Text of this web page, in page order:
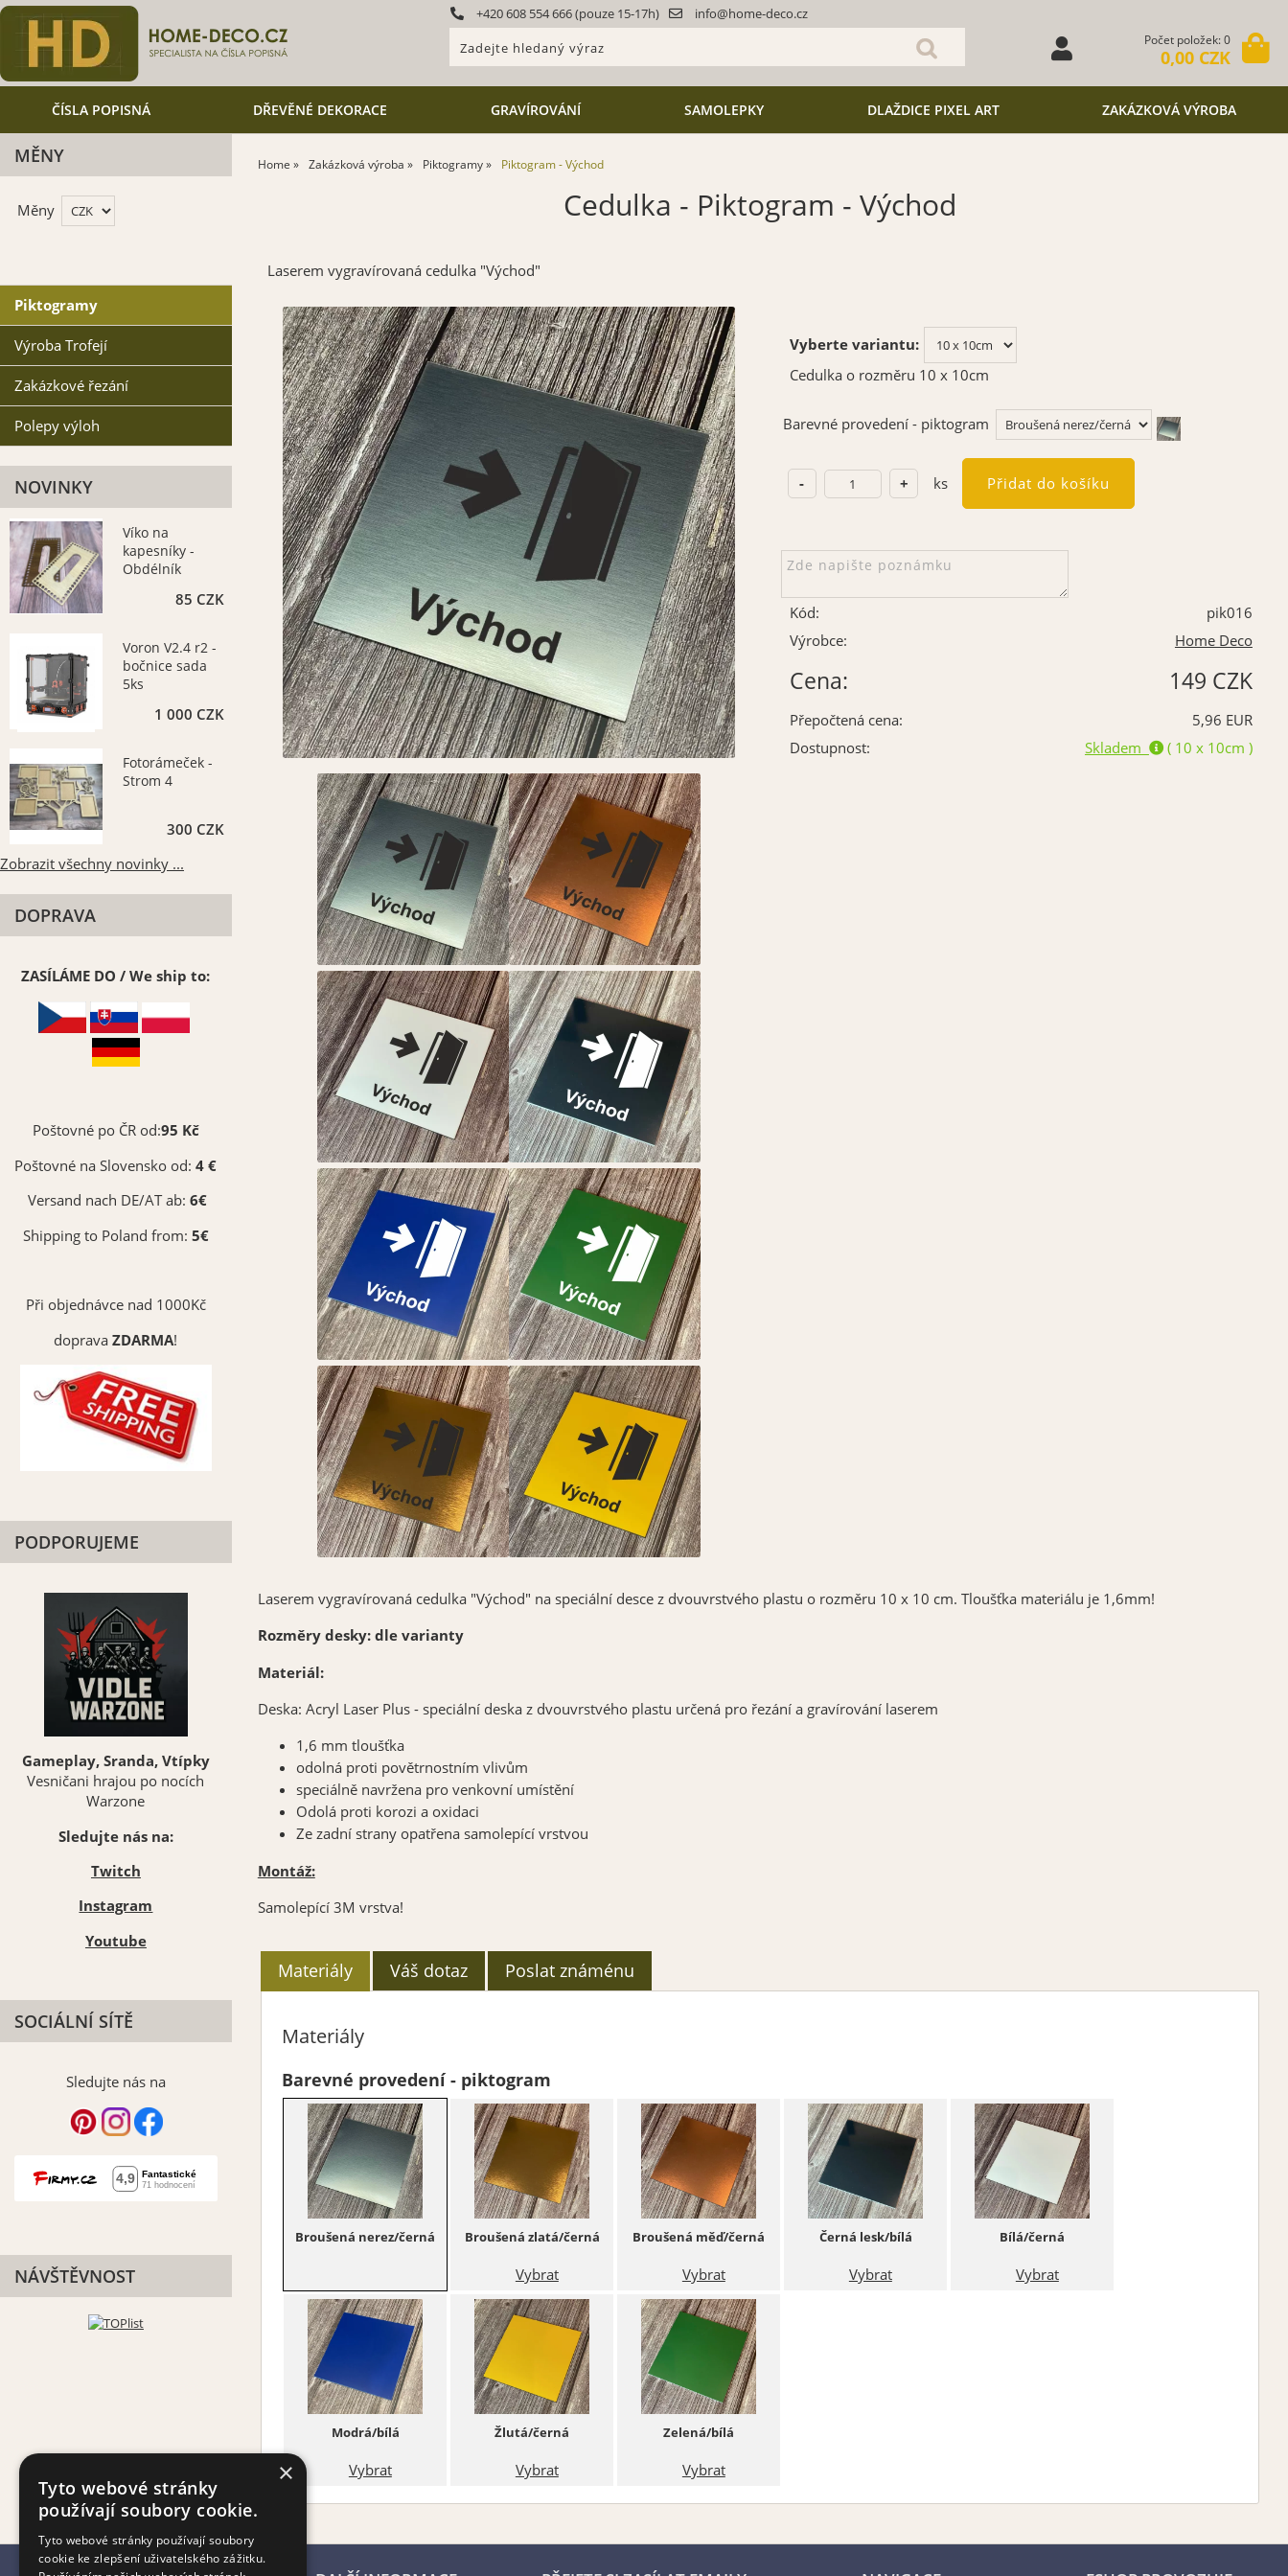
+420 608 554 666 (pouze 15-17h) info@home-deco.cz
Počet položek: 0
0,00 CZK
ČÍSLA POPISNÁ DŘEVĚNÉ DEKORACE GRAVÍROVÁNÍ SAMOLEPKY DLAŽDICE PIXEL ART ZAKÁZKOVÁ VÝROBA
Home Zakázková výroba Piktogramy Piktogram - Východ
Cedulka - Piktogram - Východ
Laserem vygravírovaná cedulka "Východ"
Vyberte variantu:
Cedulka o rozměru 10 x 10cm
Barevné provedení - piktogram
ks
Kód:
pik016
Výrobce:
Home Deco
Cena: 149 CZK
Přepočtená cena:
5,96 EUR
Dostupnost:
Skladem ( 10 x 10cm )
Laserem vygravírovaná cedulka "Východ" na speciální desce z dvouvrstvého plastu o rozměru 10 x 10 cm. Tloušťka materiálu je 1,6mm!
Rozměry desky: dle varianty
Materiál:
Deska: Acryl Laser Plus - speciální deska z dvouvrstvého plastu určená pro řezání a gravírování laserem
1,6 mm tloušťka
odolná proti povětrnostním vlivům
speciálně navržena pro venkovní umístění
Odolá proti korozi a oxidaci
Ze zadní strany opatřena samolepící vrstvou
Montáž:
Samolepící 3M vrstva!
Materiály Váš dotaz Poslat známénu
Materiály
Barevné provedení - piktogram
Broušená nerez/černá Broušená zlatá/černá
Vybrat
Broušená měď/černá
Vybrat
Černá lesk/bílá
Vybrat
Bílá/černá
Vybrat
Modrá/bílá
Vybrat
Žlutá/černá
Vybrat
Zelená/bílá
Vybrat
MĚNY
Měny
Piktogramy
Výroba Trofejí
Zakázkové řezání
Polepy výloh
NOVINKY
Víko na
kapesníky -
Obdélník
85 CZK
Voron V2.4 r2 -
bočnice sada
5ks
1 000 CZK
Fotorámeček -
Strom 4
300 CZK
Zobrazit všechny novinky ...
DOPRAVA
ZASÍLÁME DO / We ship to:
Poštovné po ČR od:95 Kč
Poštovné na Slovensko od:4 €
Versand nach DE/AT ab:6€
Shipping to Poland from: 5€
Při objednávce nad 1000Kč
dopravaZDARMA!
PODPORUJEME
Gameplay, Sranda, Vtípky
Vesničani hrajou po nocích
Warzone
Sledujte nás na:
Twitch
Instagram
Youtube
SOCIÁLNÍ SÍTĚ
Sledujte nás na
NÁVŠTĚVNOST
×
Tyto webové stránky
používají soubory cookie.
Tyto webové stránky používají soubory
cookie ke zlepšení uživatelského zážitku.